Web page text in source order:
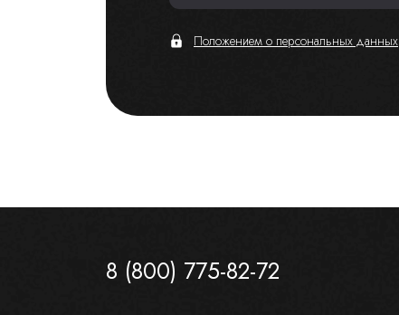
Положением о персональных данных
8 (800) 775-82-72